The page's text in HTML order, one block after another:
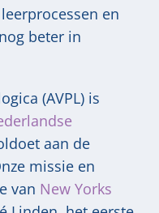
en
beter in
(AVPL) is
aan de
missie en
van New Yorks